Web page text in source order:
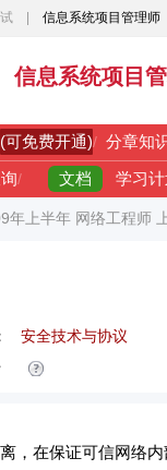
信息系统项目管理师
信息系统项目
(可免费开通)/ 分章知
/ 文档 学习
年上半年 网络工程师
安全技术与协议
，在保证可信网络